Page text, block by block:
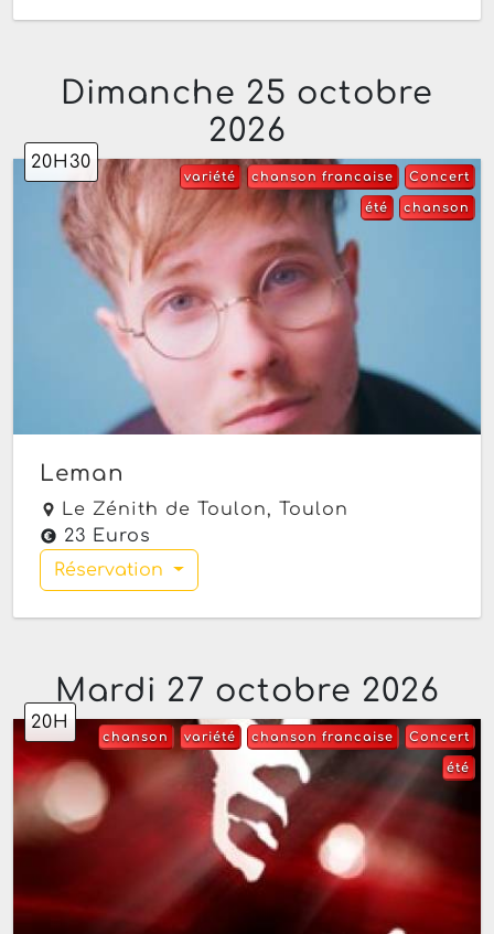
Dimanche 25 octobre
2026
20H30
Concert
chanson francaise
variété
chanson
été
Leman
Le Zénith de Toulon,
Toulon
23 Euros
Réservation
Mardi 27 octobre 2026
20H
Concert
chanson francaise
variété
chanson
été